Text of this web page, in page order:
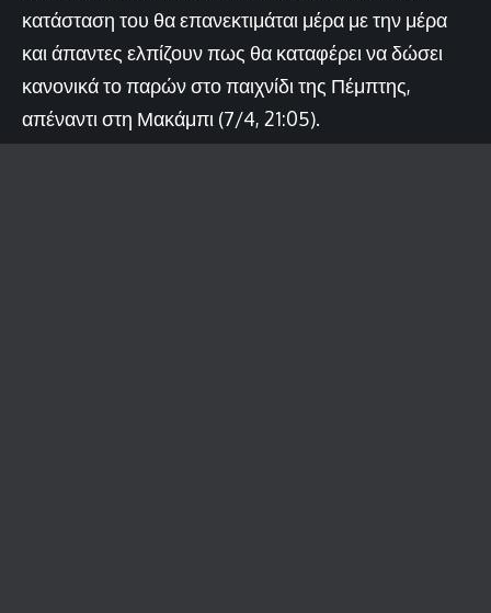
κατάσταση του θα επανεκτιμάται μέρα με την μέρα
και άπαντες ελπίζουν πως θα καταφέρει να δώσει
κανονικά το παρών στο παιχνίδι της Πέμπτης,
απέναντι στη Μακάμπι (7/4, 21:05).